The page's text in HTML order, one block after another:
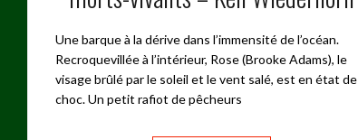
Une barque à la dérive dans l’immensité de l’océan.
Recroquevillée à l’intérieur, Rose (Brooke Adams), le
visage brûlé par le soleil et le vent salé, est en état de
choc. Un petit rafiot de pêcheurs